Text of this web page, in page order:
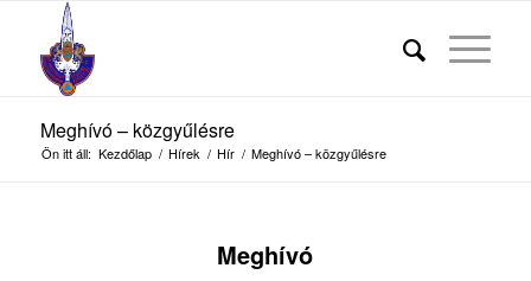
Meghívó – közgyűlésre
Ön itt áll: Kezdőlap / Hírek / Hír / Meghívó – közgyűlésre
Meghívó